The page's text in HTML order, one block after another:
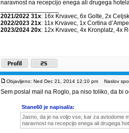
naravnost na recepcijo enega ali drugega
2021/2022 31x: 16x Krvavec, 6x Golte, 2x
2022/2023 21x: 11x Krvavec, 1x Cortina
2023/2024 20x: 12x Krvavec, 4x Kronplatz, 4x
Objavljeno: Ned Dec 21, 2014 12:10 pm Naslov
Sem poslal mail na Roglo, pa niso toliko, da bi
Stane60 je napisal/a:
Jasno, da je na voljo vse, kar za avtodome
naravnost na recepcijo enega ali drugega